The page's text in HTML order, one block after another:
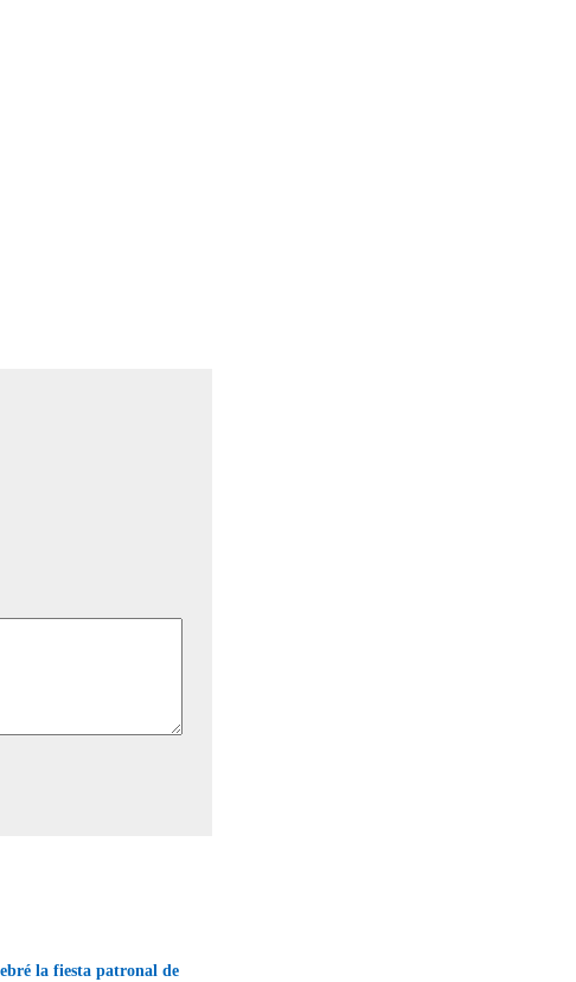
la fiesta patronal de